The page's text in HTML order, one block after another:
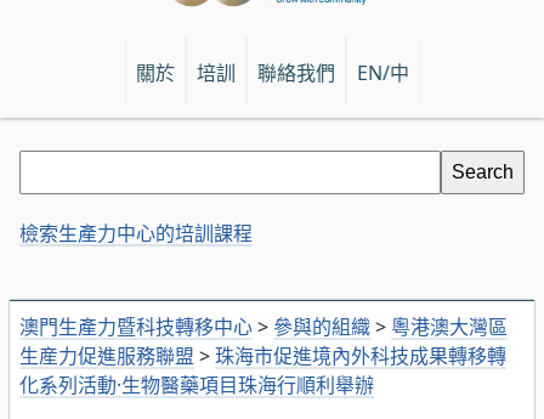
關於 培訓 聯絡我們 EN/中
澳門生產力暨科技轉移中心>參與的組織> 粵港澳大灣區
生産力促進服務聯盟 >珠海市促進境內外科技成果轉移轉
化系列活動·生物醫藥項目珠海行順利舉辦
檢索生產力中心的培訓課程